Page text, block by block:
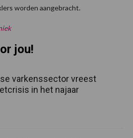
worden aangebracht.
jou!
varkenssector vreest
in het najaar